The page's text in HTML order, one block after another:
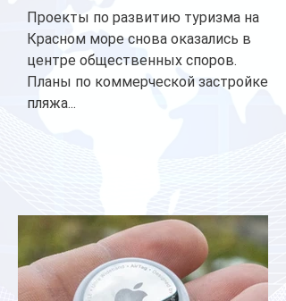
Проекты по развитию туризма на
Красном море снова оказались в
центре общественных споров.
Планы по коммерческой застройке
пляжа...